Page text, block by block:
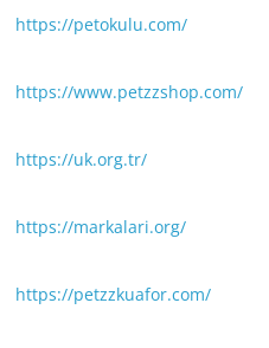
https://petokulu.com/
https://www.petzzshop.com/
https://uk.org.tr/
https://markalari.org/
https://petzzkuafor.com/